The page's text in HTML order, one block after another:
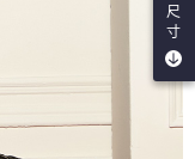
尺
寸